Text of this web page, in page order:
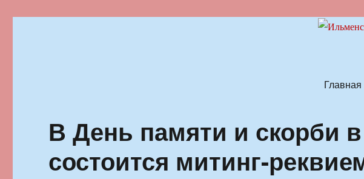
Главная
В День памяти и скорби
состоится митинг-